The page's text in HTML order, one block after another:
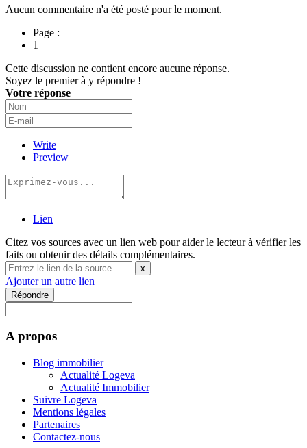
Aucun commentaire n'a été posté pour le moment.
Page :
1
Cette discussion ne contient encore aucune réponse.
Soyez le premier à y répondre !
Votre réponse
Write
Preview
Lien
Citez vos sources avec un lien web pour aider le lecteur à vérifier les
faits ou obtenir des détails complémentaires.
x
Ajouter un autre lien
Répondre
A propos
Blog immobilier
Actualité Logeva
Actualité Immobilier
Suivre Logeva
Mentions légales
Partenaires
Contactez-nous